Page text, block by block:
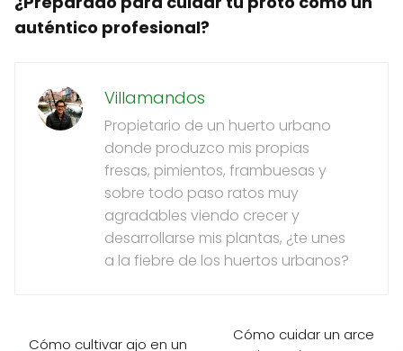
auténtico profesional?
Villamandos
Propietario de un huerto urbano
donde produzco mis propias
fresas, pimientos, frambuesas y
sobre todo paso ratos muy
agradables viendo crecer y
desarrollarse mis plantas, ¿te unes
a la fiebre de los huertos urbanos?
Cómo cultivar ajo en un
Cómo cuidar un arce